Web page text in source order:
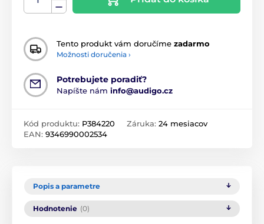
Tento produkt vám doručíme zadarmo
Možnosti doručenia ›
Potrebujete poradiť?
Napíšte nám info@audigo.cz
Kód produktu: P384220
EAN: 9346990002534
Záruka: 24 mesiacov
Popis a parametre
Hodnotenie (0)